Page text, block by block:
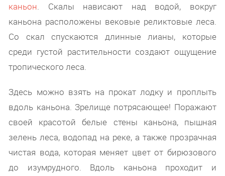
каньон. Скалы нависают над водой, вокруг
каньона расположены вековые реликтовые леса.
Со скал спускаются длинные лианы, которые
среди густой растительности создают ощущение
тропического леса.
Здесь можно взять на прокат лодку и проплыть
вдоль каньона. Зрелище потрясающее! Поражают
своей красотой белые стены каньона, пышная
зелень леса, водопад на реке, а также прозрачная
чистая вода, которая меняет цвет от бирюзового
до изумрудного. Вдоль каньона проходит и